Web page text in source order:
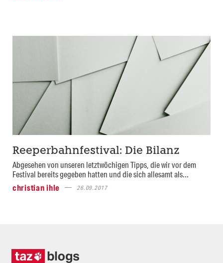
Reeperbahnfestival: Die Bilanz
Abgesehen von unseren letztwöchigen Tipps, die wir vor dem
Festival bereits gegeben hatten und die sich allesamt als...
christian ihle
26.09.2017